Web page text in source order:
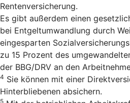
Rentenversicherung.
Es gibt außerdem einen
bei Entgeltumwandlung durch
eingesparten
zu 15 Prozent des
der BBG/DRV an den
4 Sie können mit einer
Hinterbliebenen absichern.
5